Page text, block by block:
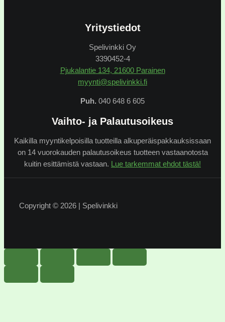
Yritystiedot
Spelivinkki Oy
3390452-4
Pjukalantie 134, 21600 Parainen
myynti@spelivinkki.fi
Puh. 040 648 6 605
Vaihto- ja Palautusoikeus
Kaikilla myyntikelpoisilla tuotteilla alkuperäispakkauksissaan
on 14 vuorokauden palautusoikeus tuotteen vastaanotosta
kuitin esittämistä vastaan. Lue tarkemmat ehdot tästä!
Copyright © 2026 | Spelivinkki